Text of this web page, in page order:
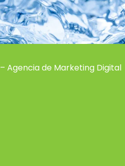
– Agencia de Marketing Digital